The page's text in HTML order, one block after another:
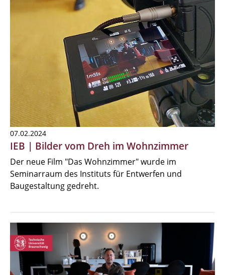
07.02.2024
IEB | Bilder vom Dreh im Wohnzimmer
Der neue Film "Das Wohnzimmer" wurde im
Seminarraum des Instituts für Entwerfen und
Baugestaltung gedreht.